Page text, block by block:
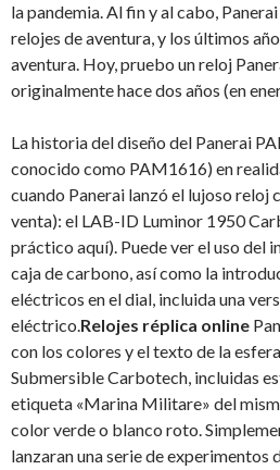
la pandemia. Al fin y al cabo,
relojes de aventura, y los últimos
aventura. Hoy, pruebo un reloj
originalmente hace dos años (en
La historia del diseño del Panerai
conocido como PAM1616) en
cuando Panerai lanzó el lujoso reloj
venta): el LAB-ID Luminor 1950
práctico aquí). Puede ver el uso del
caja de carbono, así como la
eléctricos en el dial, incluida una
eléctrico.Relojes réplica online
con los colores y el texto de la
Submersible Carbotech, incluidas
etiqueta «Marina Militare» del
color verde o blanco roto.
lanzaran una serie de experimentos